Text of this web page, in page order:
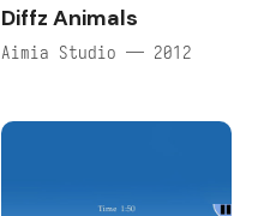
Diffz Animals
Aimia Studio — 2012